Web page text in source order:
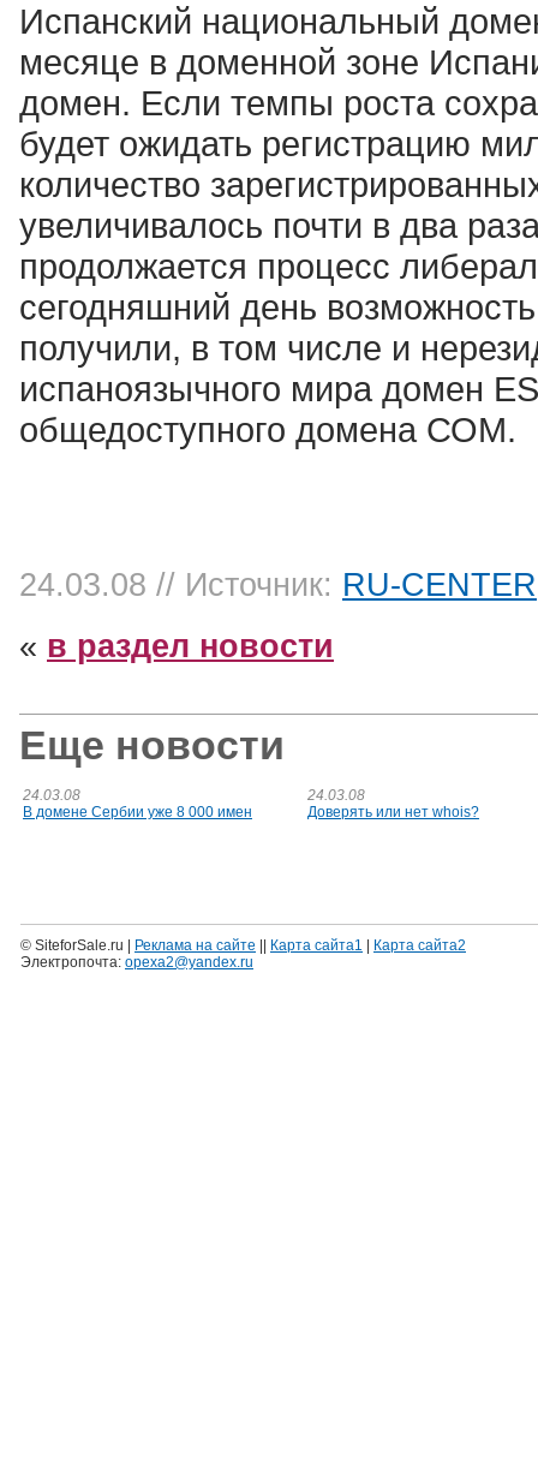
Испанский национальный
месяце в доменной зоне
домен. Если темпы роста
будет ожидать регистрацию
количество
увеличивалось почти в два
продолжается процесс
сегодняшний день
получили, в том числе и
испаноязычного мира домен
общедоступного домена СОМ.
24.03.08 // Источник: RU-CENTER
« в раздел новости
Еще новости
24.03.08
В домене Сербии уже 8 000 имен
24.03.08
Доверять или нет whois?
© SiteforSale.ru | Реклама на сайте Карта сайта1
Карта сайта2
Электропочта: opexa2@yandex.ru